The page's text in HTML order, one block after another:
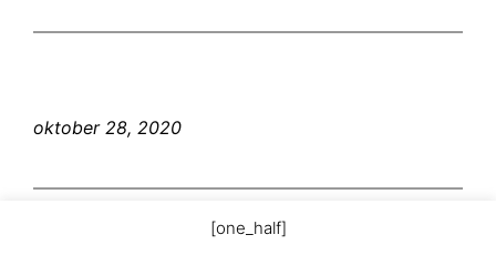
oktober 28, 2020
[one_half]